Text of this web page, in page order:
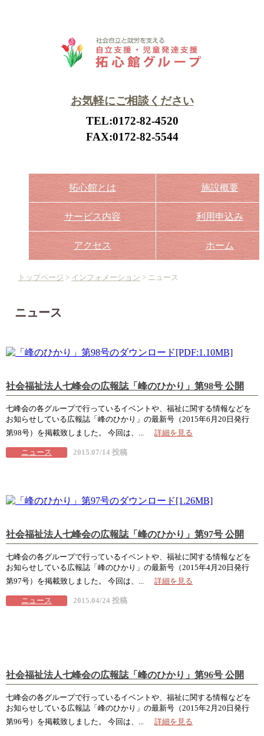
お気軽にご相談ください
TEL:0172-82-4520
FAX:0172-82-5544
拓心館とは 施設概要
サービス内容 利用申込み
アクセス ホーム
トップページ > インフォメーション > ニュース
ニュース
社会福祉法人七峰会の広報誌「峰のひかり」第98号 公開
七峰会の各グループで行っているイベントや、福祉に関する情報などを
お知らせしている広報誌「峰のひかり」の最新号（2015年6月20日発行
第98号）を掲載致しました。 今回は、...
詳細を見る
ニュース 2015.07/14 投稿
社会福祉法人七峰会の広報誌「峰のひかり」第97号 公開
七峰会の各グループで行っているイベントや、福祉に関する情報などを
お知らせしている広報誌「峰のひかり」の最新号（2015年4月20日発行
第97号）を掲載致しました。 今回は、...
詳細を見る
ニュース 2015.04/24 投稿
社会福祉法人七峰会の広報誌「峰のひかり」第96号 公開
七峰会の各グループで行っているイベントや、福祉に関する情報などを
お知らせしている広報誌「峰のひかり」の最新号（2015年2月20日発行
第96号）を掲載致しました。 今回は、...
詳細を見る